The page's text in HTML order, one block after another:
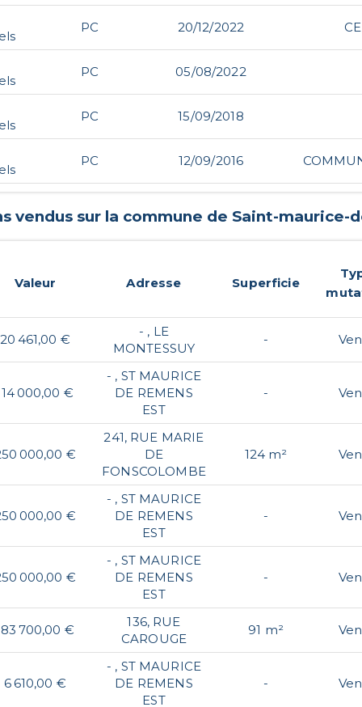
PC 20/12/2022
PC 05/08/2022
PC 15/09/2018
PC 12/09/2016
vendus sur la commune de Saint-maurice-
Valeur Adresse Superficie
20 461,00 €
- , LE
MONTESSUY
-
000,00 €
- , ST MAURICE
DE REMENS
EST
-
000,00 €
241, RUE MARIE
DE
FONSCOLOMBE
124 m²
000,00 €
- , ST MAURICE
DE REMENS
EST
-
000,00 €
- , ST MAURICE
DE REMENS
EST
-
700,00 €
136, RUE
CAROUGE
91 m²
6 610,00 €
- , ST MAURICE
DE REMENS
EST
-